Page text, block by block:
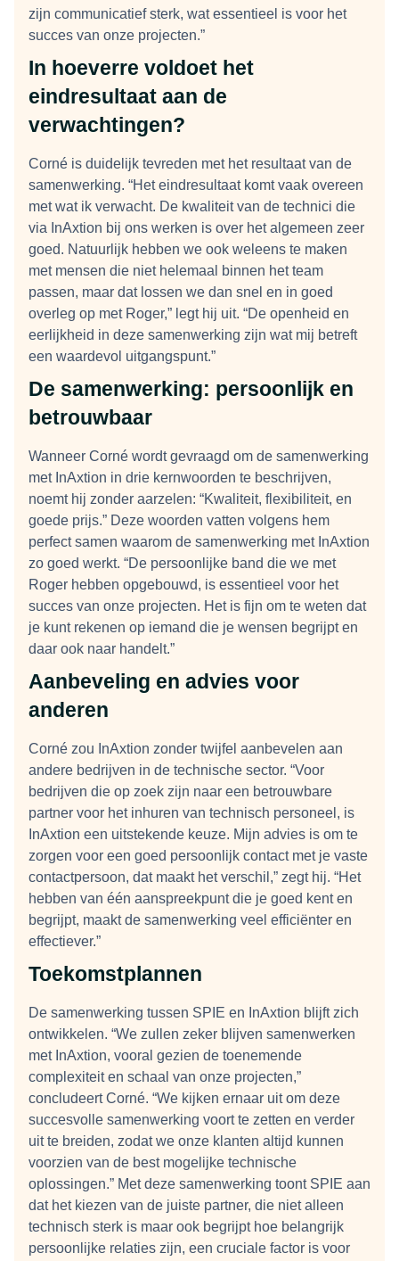
zijn communicatief sterk, wat essentieel is voor het
succes van onze projecten.”
In hoeverre voldoet het
eindresultaat aan de
verwachtingen?
Corné is duidelijk tevreden met het resultaat van de
samenwerking. “Het eindresultaat komt vaak overeen
met wat ik verwacht. De kwaliteit van de technici die
via InAxtion bij ons werken is over het algemeen zeer
goed. Natuurlijk hebben we ook weleens te maken
met mensen die niet helemaal binnen het team
passen, maar dat lossen we dan snel en in goed
overleg op met Roger,” legt hij uit. “De openheid en
eerlijkheid in deze samenwerking zijn wat mij betreft
een waardevol uitgangspunt.”
De samenwerking: persoonlijk en
betrouwbaar
Wanneer Corné wordt gevraagd om de samenwerking
met InAxtion in drie kernwoorden te beschrijven,
noemt hij zonder aarzelen: “Kwaliteit, flexibiliteit, en
goede prijs.” Deze woorden vatten volgens hem
perfect samen waarom de samenwerking met InAxtion
zo goed werkt. “De persoonlijke band die we met
Roger hebben opgebouwd, is essentieel voor het
succes van onze projecten. Het is fijn om te weten dat
je kunt rekenen op iemand die je wensen begrijpt en
daar ook naar handelt.”
Aanbeveling en advies voor
anderen
Corné zou InAxtion zonder twijfel aanbevelen aan
andere bedrijven in de technische sector. “Voor
bedrijven die op zoek zijn naar een betrouwbare
partner voor het inhuren van technisch personeel, is
InAxtion een uitstekende keuze. Mijn advies is om te
zorgen voor een goed persoonlijk contact met je vaste
contactpersoon, dat maakt het verschil,” zegt hij. “Het
hebben van één aanspreekpunt die je goed kent en
begrijpt, maakt de samenwerking veel efficiënter en
effectiever.”
Toekomstplannen
De samenwerking tussen SPIE en InAxtion blijft zich
ontwikkelen. “We zullen zeker blijven samenwerken
met InAxtion, vooral gezien de toenemende
complexiteit en schaal van onze projecten,”
concludeert Corné. “We kijken ernaar uit om deze
succesvolle samenwerking voort te zetten en verder
uit te breiden, zodat we onze klanten altijd kunnen
voorzien van de best mogelijke technische
oplossingen.” Met deze samenwerking toont SPIE aan
dat het kiezen van de juiste partner, die niet alleen
technisch sterk is maar ook begrijpt hoe belangrijk
persoonlijke relaties zijn, een cruciale factor is voor